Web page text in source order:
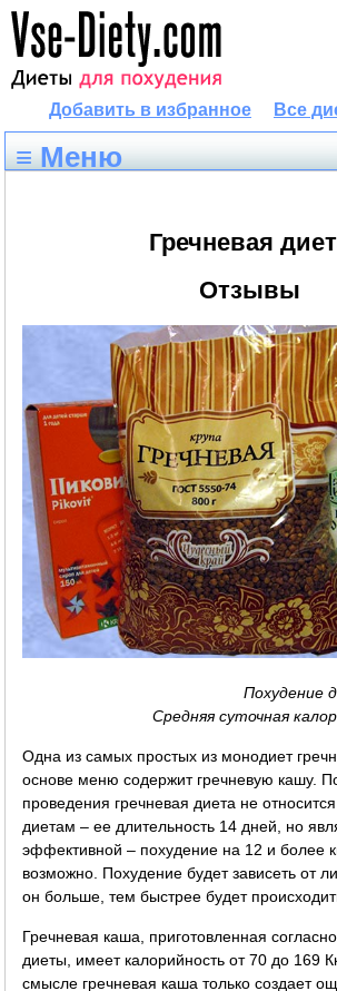
Все
Добавить в избранное
≡ Меню
Гречневая
Отзывы
Похудение
Средняя суточная
Одна из самых простых из монодиет
основе меню содержит гречневую кашу.
проведения гречневая диета не
диетам – ее длительность 14 дней, но
эффективной – похудение на 12 и более
возможно. Похудение будет зависеть от
он больше, тем быстрее будет
Гречневая каша, приготовленная
диеты, имеет калорийность от 70 до 169
смысле гречневая каша только создает